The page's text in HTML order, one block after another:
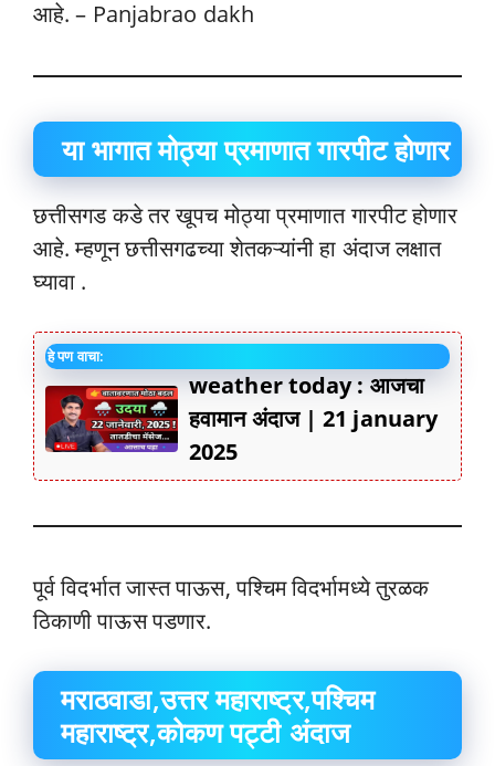
आहे. – Panjabrao dakh
या भागात मोठ्या प्रमाणात गारपीट होणार
छत्तीसगड कडे तर खूपच मोठ्या प्रमाणात गारपीट होणार
आहे. म्हणून छत्तीसगढच्या शेतकऱ्यांनी हा अंदाज लक्षात
घ्यावा .
हे पण वाचा:
weather today : आजचा
हवामान अंदाज | 21 january
2025
पूर्व विदर्भात जास्त पाऊस, पश्चिम विदर्भामध्ये तुरळक
ठिकाणी पाऊस पडणार.
मराठवाडा,उत्तर महाराष्ट्र,पश्चिम
महाराष्ट्र,कोकण पट्टी अंदाज